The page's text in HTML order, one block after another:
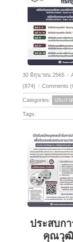
30 มิถุนายน 2565 /
(874) / Comments
Categories: ประกา
Tags:
ประสบก
คุณวุฒิ